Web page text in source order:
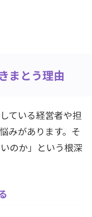
まとう理由
ている経営者や担
みがあります。そ
のか」という根深